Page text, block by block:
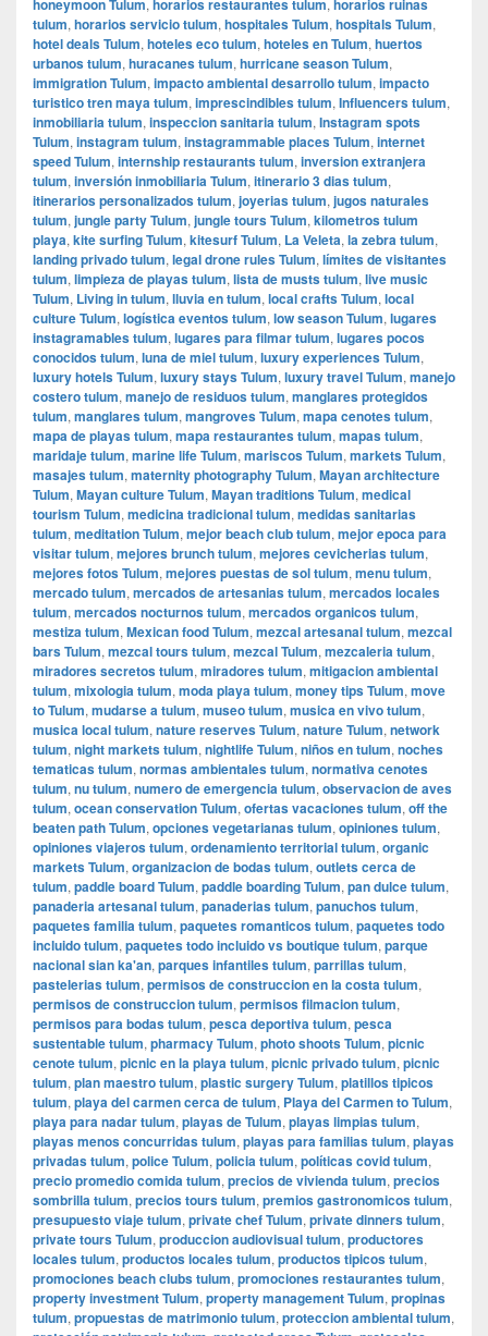
honeymoon Tulum horarios restaurantes tulum horarios ruinas
tulum, horarios servicio tulum, hospitales Tulum, hospitals Tulum,
hotel deals Tulum, hoteles eco tulum, hoteles en Tulum, huertos
urbanos tulum, huracanes tulum, hurricane season Tulum,
immigration Tulum, impacto ambiental desarrollo tulum, impacto
turistico tren maya tulum, imprescindibles tulum, Influencers tulum,
inmobiliaria tulum, inspeccion sanitaria tulum, Instagram spots
Tulum, instagram tulum, instagrammable places Tulum, internet
speed Tulum, internship restaurants tulum, inversion extranjera
tulum, inversión inmobiliaria Tulum, itinerario 3 dias tulum,
itinerarios personalizados tulum, joyerias tulum, jugos naturales
tulum, jungle party Tulum, jungle tours Tulum, kilometros tulum
playa, kite surfing Tulum, kitesurf Tulum, La Veleta, la zebra tulum,
landing privado tulum, legal drone rules Tulum, límites de visitantes
tulum, limpieza de playas tulum, lista de musts tulum, live music
Tulum, Living in tulum, lluvia en tulum, local crafts Tulum, local
culture Tulum, logística eventos tulum, low season Tulum, lugares
instagramables tulum, lugares para filmar tulum, lugares pocos
conocidos tulum, luna de miel tulum, luxury experiences Tulum,
luxury hotels Tulum, luxury stays Tulum, luxury travel Tulum, manejo
costero tulum, manejo de residuos tulum, manglares protegidos
tulum, manglares tulum, mangroves Tulum, mapa cenotes tulum,
mapa de playas tulum, mapa restaurantes tulum, mapas tulum,
maridaje tulum, marine life Tulum, mariscos Tulum, markets Tulum,
masajes tulum, maternity photography Tulum, Mayan architecture
Tulum, Mayan culture Tulum, Mayan traditions Tulum, medical
tourism Tulum, medicina tradicional tulum, medidas sanitarias
tulum, meditation Tulum, mejor beach club tulum, mejor epoca para
visitar tulum, mejores brunch tulum, mejores cevicherias tulum,
mejores fotos Tulum, mejores puestas de sol tulum, menu tulum,
mercado tulum, mercados de artesanias tulum, mercados locales
tulum, mercados nocturnos tulum, mercados organicos tulum,
mestiza tulum, Mexican food Tulum, mezcal artesanal tulum, mezcal
bars Tulum, mezcal tours tulum, mezcal Tulum, mezcaleria tulum,
miradores secretos tulum, miradores tulum, mitigacion ambiental
tulum, mixologia tulum, moda playa tulum, money tips Tulum, move
to Tulum, mudarse a tulum, museo tulum, musica en vivo tulum,
musica local tulum, nature reserves Tulum, nature Tulum, network
tulum, night markets tulum, nightlife Tulum, niños en tulum, noches
tematicas tulum, normas ambientales tulum, normativa cenotes
tulum, nu tulum, numero de emergencia tulum, observacion de aves
tulum, ocean conservation Tulum, ofertas vacaciones tulum, off the
beaten path Tulum, opciones vegetarianas tulum, opiniones tulum,
opiniones viajeros tulum, ordenamiento territorial tulum, organic
markets Tulum, organizacion de bodas tulum, outlets cerca de
tulum, paddle board Tulum, paddle boarding Tulum, pan dulce tulum,
panaderia artesanal tulum, panaderias tulum, panuchos tulum,
paquetes familia tulum, paquetes romanticos tulum, paquetes todo
incluido tulum, paquetes todo incluido vs boutique tulum, parque
nacional sian ka'an, parques infantiles tulum, parrillas tulum,
pastelerias tulum, permisos de construccion en la costa tulum,
permisos de construccion tulum, permisos filmacion tulum,
permisos para bodas tulum, pesca deportiva tulum, pesca
sustentable tulum, pharmacy Tulum, photo shoots Tulum, picnic
cenote tulum, picnic en la playa tulum, picnic privado tulum, picnic
tulum, plan maestro tulum, plastic surgery Tulum, platillos tipicos
tulum, playa del carmen cerca de tulum, Playa del Carmen to Tulum,
playa para nadar tulum, playas de Tulum, playas limpias tulum,
playas menos concurridas tulum, playas para familias tulum, playas
privadas tulum, police Tulum, policia tulum, políticas covid tulum,
precio promedio comida tulum, precios de vivienda tulum, precios
sombrilla tulum, precios tours tulum, premios gastronomicos tulum,
presupuesto viaje tulum, private chef Tulum, private dinners tulum,
private tours Tulum, produccion audiovisual tulum, productores
locales tulum, productos locales tulum, productos tipicos tulum,
promociones beach clubs tulum, promociones restaurantes tulum,
property investment Tulum, property management Tulum, propinas
tulum, propuestas de matrimonio tulum, proteccion ambiental tulum,